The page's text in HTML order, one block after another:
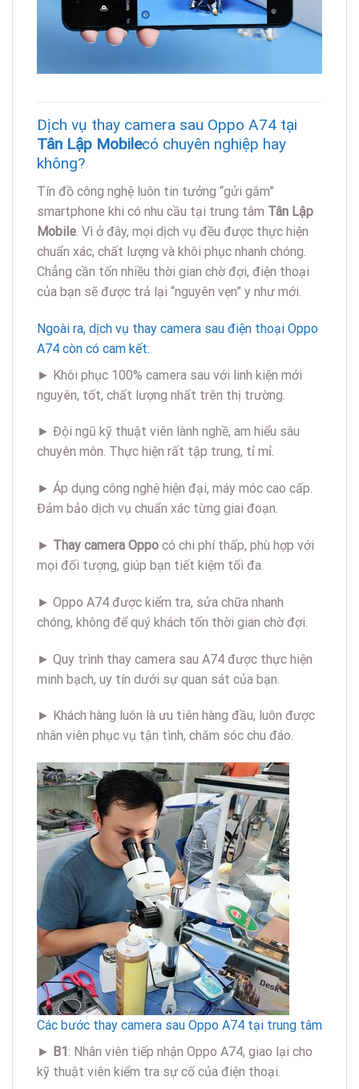
Dịch vụ thay camera sau Oppo A74 tại
Tân Lập Mobilecó chuyên nghiệp hay
không?
Tín đồ công nghệ luôn tin tưởng “gửi gắm”
smartphone khi có nhu cầu tại trung tâm Tân Lập
Mobile. Vì ở đây, mọi dịch vụ đều được thực hiện
chuẩn xác, chất lượng và khôi phục nhanh chóng.
Chẳng cần tốn nhiều thời gian chờ đợi, điện thoại
của bạn sẽ được trả lại “nguyên vẹn” y như mới.
Ngoài ra, dịch vụ thay camera sau điện thoại Oppo
A74 còn có cam kết:
► Khôi phục 100% camera sau với linh kiện mới
nguyên, tốt, chất lượng nhất trên thị trường.
► Đội ngũ kỹ thuật viên lành nghề, am hiểu sâu
chuyên môn. Thực hiện rất tập trung, tỉ mỉ.
► Áp dụng công nghệ hiện đại, máy móc cao cấp.
Đảm bảo dịch vụ chuẩn xác từng giai đoạn.
► Thay camera Oppo có chi phí thấp, phù hợp với
mọi đối tượng, giúp bạn tiết kiệm tối đa.
► Oppo A74 được kiểm tra, sửa chữa nhanh
chóng, không để quý khách tốn thời gian chờ đợi.
► Quy trình thay camera sau A74 được thực hiện
minh bạch, uy tín dưới sự quan sát của bạn.
► Khách hàng luôn là ưu tiên hàng đầu, luôn được
nhân viên phục vụ tận tình, chăm sóc chu đáo.
Các bước thay camera sau Oppo A74 tại trung tâm
► B1 : Nhân viên tiếp nhận Oppo A74, giao lại cho
kỹ thuật viên kiểm tra sự cố của điện thoại.